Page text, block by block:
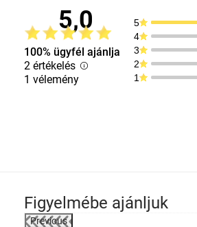
5,0
100% ügyfél ajánlja
2 értékelés
1 vélemény
5
4
3
2
1
Figyelmébe ajánljuk
Previous